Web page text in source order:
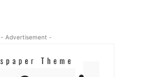
- Advertisement -